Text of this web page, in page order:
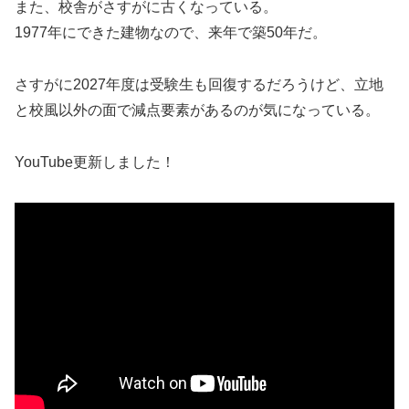
また、校舎がさすがに古くなっている。
1977年にできた建物なので、来年で築50年だ。
さすがに2027年度は受験生も回復するだろうけど、立地
と校風以外の面で減点要素があるのが気になっている。
YouTube更新しました！